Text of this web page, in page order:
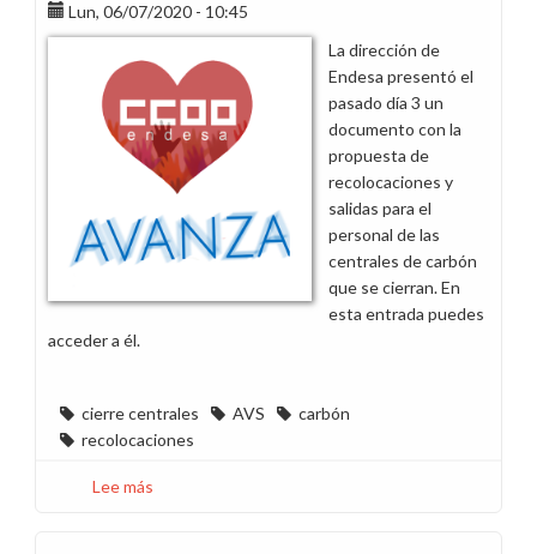
la
reunión
de
hoy
sobre
el
plan
recolocaciones
de
centrales
Lun, 06/07/2020 - 10:45
La dirección de
Endesa presentó el
pasado día 3 un
documento con la
propuesta de
recolocaciones y
salidas para el
personal de las
centrales de carbón
que se cierran. En
esta entrada puedes
acceder a él.
cierre centrales AVS
carbón
recolocaciones
Lee más